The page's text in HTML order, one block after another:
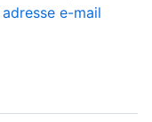
e-mail